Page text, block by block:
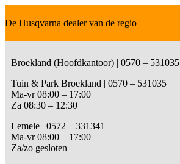
De Husqvarna dealer van de regio
Broekland (Hoofdkantoor) | 0570 – 531035
Tuin & Park Broekland | 0570 – 531035
Ma-vr 08:00 – 17:00
Za 08:30 – 12:30
Lemele | 0572 – 331341
Ma-vr 08:00 – 17:00
Za/zo gesloten